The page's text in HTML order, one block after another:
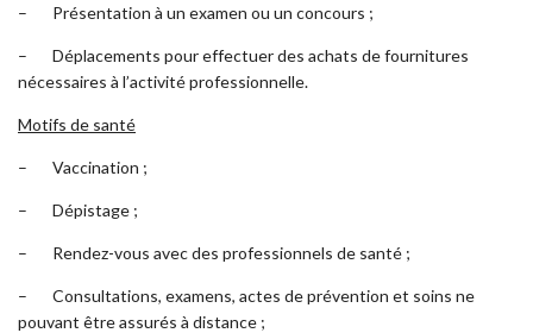
– Présentation à un examen ou un concours ;
– Déplacements pour effectuer des achats de fournitures
nécessaires à l’activité professionnelle.
Motifs de santé
– Vaccination ;
– Dépistage ;
– Rendez-vous avec des professionnels de santé ;
– Consultations, examens, actes de prévention et soins ne
pouvant être assurés à distance ;